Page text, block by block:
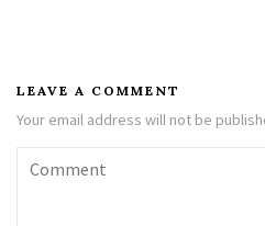
LEAVE A COMMENT
Your email address will not be